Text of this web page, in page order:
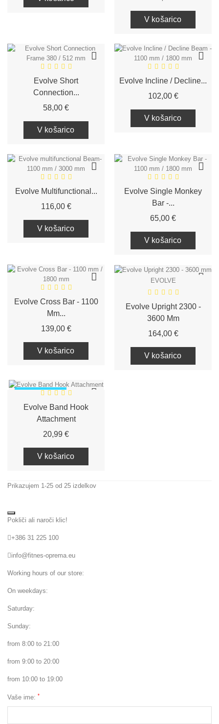
V košarico
Evolve Short
Connection...
58,00 €Cena
V košarico
Evolve Incline / Decline...
102,00 €Cena
V košarico
Evolve Multifunctional...
116,00 €Cena
V košarico
Evolve Single Monkey
Bar -...
65,00 €Cena
V košarico
Evolve Cross Bar - 1100
Mm...
139,00 €Cena
V košarico
EVOLVE
Evolve Upright 2300 -
3600 Mm
164,00 €Cena
V košarico
PO NAROČILU
Evolve Band Hook
Attachment
20,99 €Cena
V košarico
Prikazujem 1-25 od 25 izdelkov
Pokliči ali naroči klic!
+386 31 225 100
info@fitnes-oprema.eu
Working hours of our store:
On weekdays:
Saturday:
Sunday:
from 8:00 to 21:00
from 9:00 to 20:00
from 10:00 to 19:00
Vaše ime: *